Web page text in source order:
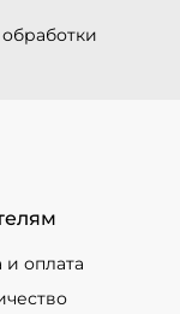
и оплата